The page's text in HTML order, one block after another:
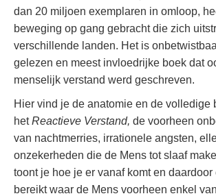
dan 20 miljoen exemplaren in omloop,
beweging op gang gebracht die zich
verschillende landen. Het is
gelezen en meest invloedrijke boek dat
menselijk verstand werd geschreven.
Hier vind je de anatomie en de volledige
hetReactieve Verstand, de voorheen
van nachtmerries, irrationele angsten,
onzekerheden die de Mens tot slaaf
toont je hoe je er vanaf komt en daardoor
bereikt waar de Mens voorheen enkel